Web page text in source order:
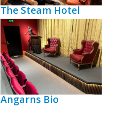
The Steam Hotel
Angarns Bio